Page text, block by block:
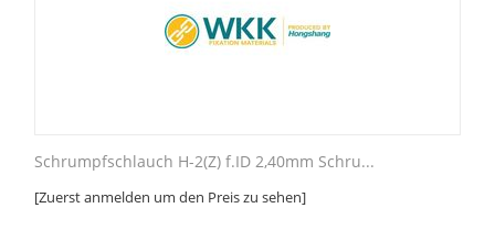
Schrumpfschlauch H-2(Z) f.ID 2,40mm Schru...
[Zuerst anmelden um den Preis zu sehen]